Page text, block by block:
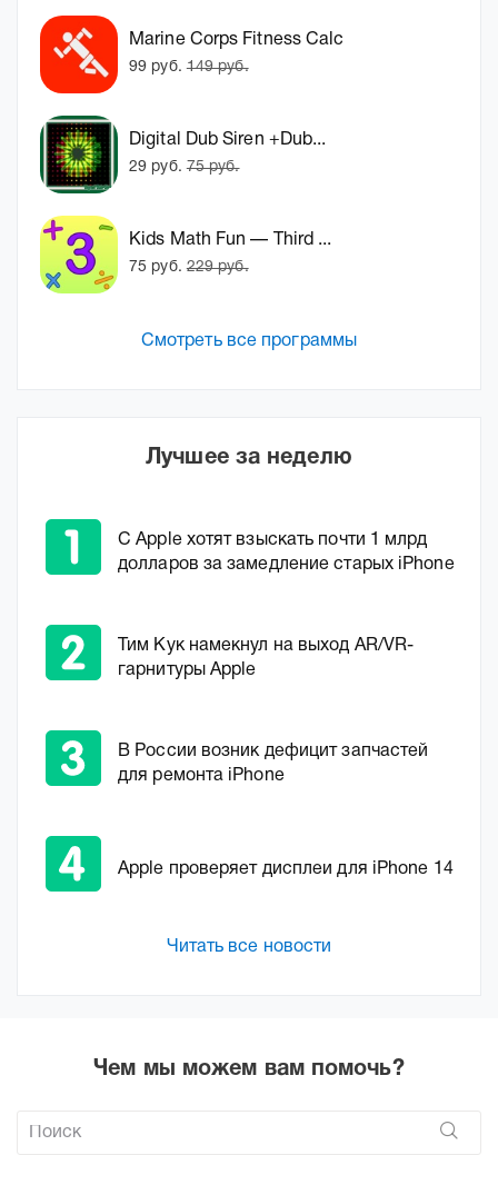
Marine Corps Fitness Calc
99 руб. 149 руб.
Digital Dub Siren +Dub...
29 руб. 75 руб.
Kids Math Fun — Third ...
75 руб. 229 руб.
Смотреть все программы
Лучшее за неделю
С Apple хотят взыскать почти 1 млрд
долларов за замедление старых iPhone
Тим Кук намекнул на выход AR/VR-
гарнитуры Apple
В России возник дефицит запчастей
для ремонта iPhone
Apple проверяет дисплеи для iPhone 14
Читать все новости
Чем мы можем вам помочь?